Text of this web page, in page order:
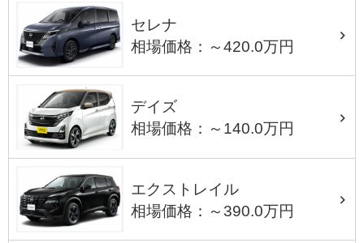
セレナ
相場価格：～420.0万円
デイズ
相場価格：～140.0万円
エクストレイル
相場価格：～390.0万円